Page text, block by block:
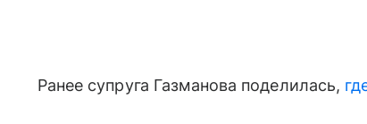
Ранее супруга Газманова поделилась,